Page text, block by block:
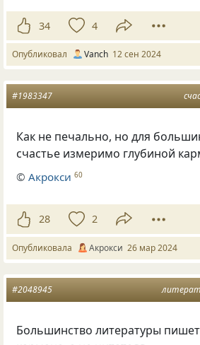
34 4
Опубликовал Vanch 12 сен 2024
#1983347
Как не печально, но для
счастье измеримо глубиной
©Акрокси 60
28 2
Опубликовала Акрокси 26 мар 2024
#2048945
Большинство литературы